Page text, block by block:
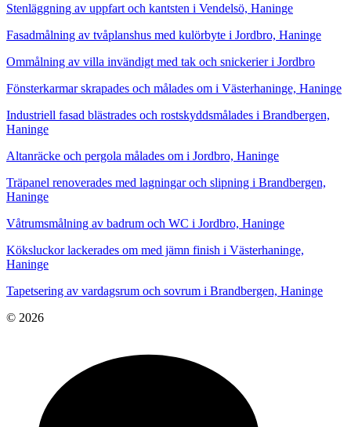
Stenläggning av uppfart och kantsten i Vendelsö, Haninge
Fasadmålning av tvåplanshus med kulörbyte i Jordbro, Haninge
Ommålning av villa invändigt med tak och snickerier i Jordbro
Fönsterkarmar skrapades och målades om i Västerhaninge, Haninge
Industriell fasad blästrades och rostskyddsmålades i Brandbergen,
Haninge
Altanräcke och pergola målades om i Jordbro, Haninge
Träpanel renoverades med lagningar och slipning i Brandbergen,
Haninge
Våtrumsmålning av badrum och WC i Jordbro, Haninge
Köksluckor lackerades om med jämn finish i Västerhaninge,
Haninge
Tapetsering av vardagsrum och sovrum i Brandbergen, Haninge
© 2026